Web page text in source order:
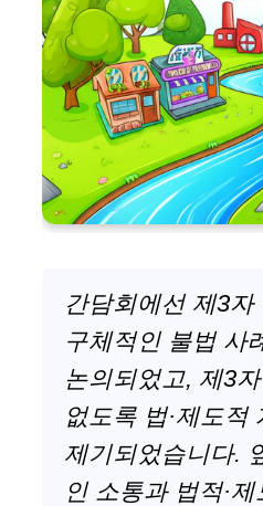
간담회에선 제3
구체적인 불법 사
논의되었고, 제3
없도록 법·제도적
제기되었습니다.
인 소통과 법적·